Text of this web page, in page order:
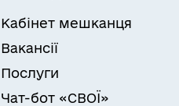
Кабінет мешканця
Вакансії
Послуги
Чат-бот «СВОЇ»